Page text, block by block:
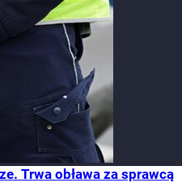
Trwa obława za sprawcą